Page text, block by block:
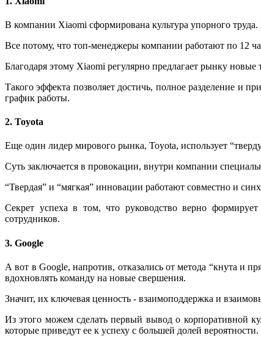
В компании Xiaomi сформирована культура упорного
Все потому, что топ-менеджеры компании работают по 12
Благодаря этому Xiaomi регулярно предлагает рынку
Такого эффекта позволяет достичь, полное разделение и
график работы.
2. Toyota
Еще один лидер мирового рынка, Toyota, использует
Суть заключается в провокации, внутри компании
“Твердая” и “мягкая” инновации работают совместно и
Секрет успеха в том, что руководство верно
сотрудников.
3. Google
А вот в Google, напротив, отказались от метода “кнута и
вдохновлять команду на новые свершения.
Значит, их ключевая ценность - взаимоподдержка и
Из этого можем сделать первый вывод о корпоративной
которые приведут ее к успеху с большей долей вероятности.